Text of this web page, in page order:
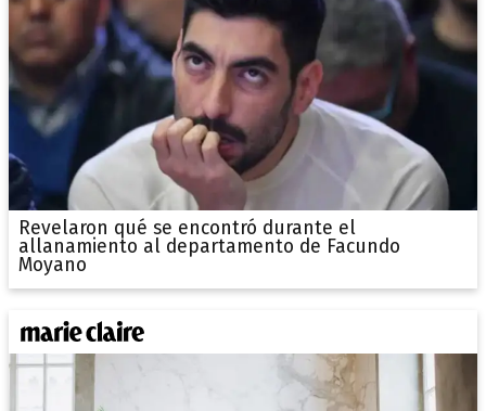
Revelaron qué se encontró durante el
allanamiento al departamento de Facundo
Moyano